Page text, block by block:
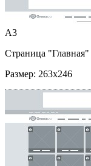
A3
Страница "Главная"
Размер: 263x246